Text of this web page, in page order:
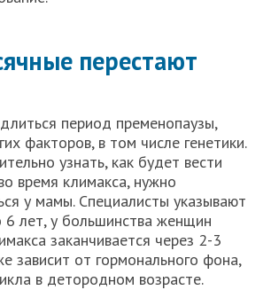
перестают
период пременопаузы,
факторов, в том числе генетики.
узнать, как будет вести
время климакса, нужно
у мамы. Специалисты указывают
лет, у большинства женщин
заканчивается через 2-3
зависит от гормонального фона,
в детородном возрасте.